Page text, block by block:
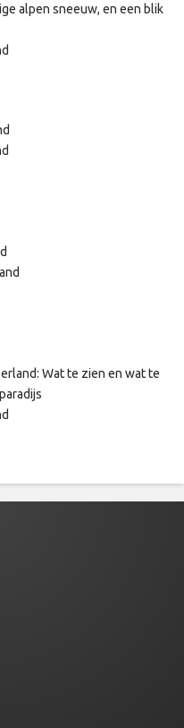
alpen sneeuw, en een blik
Wat te zien en wat te